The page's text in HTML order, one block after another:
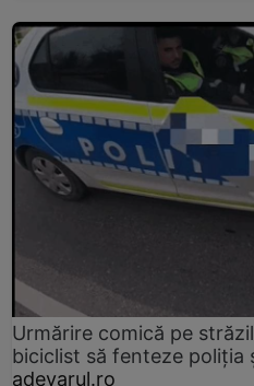
Urmărire comică pe
biciclist să fenteze poliția
adevarul.ro